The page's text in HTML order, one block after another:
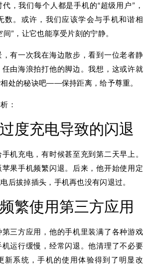
，我们每个人都是手机的“超级用户”，
数。或许，我们应该学会与手机和谐相
”，让它也能享受片刻的宁静。
有一次我在海边散步，看到一位老者静
由海浪拍打他的脚边。我想，这或许就
处的秘诀吧——保持距离，给予尊重。
：
度充电导致的闪退
机充电，有时候甚至充到第二天早上。
果手机频繁闪退。后来，他开始使用定
后拔掉插头，手机再也没有闪退过。
繁使用第三方应用
三方应用，他的手机里装满了各种游戏
运行缓慢，经常闪退。他清理了不必要
新系统，手机的使用体验得到了明显改